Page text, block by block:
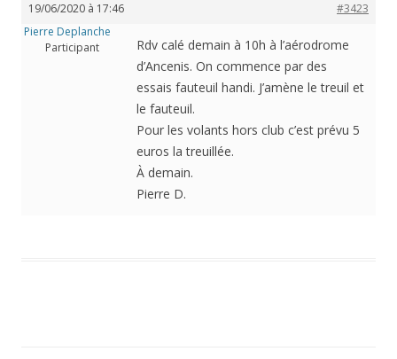
19/06/2020 à 17:46
#3423
Pierre Deplanche
Participant
Rdv calé demain à 10h à l’aérodrome
d’Ancenis. On commence par des
essais fauteuil handi. J’amène le treuil et
le fauteuil.
Pour les volants hors club c’est prévu 5
euros la treuillée.
À demain.
Pierre D.